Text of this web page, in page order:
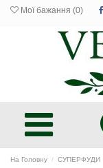
Мої бажання (0)
На Головну СУПЕРФУДИ